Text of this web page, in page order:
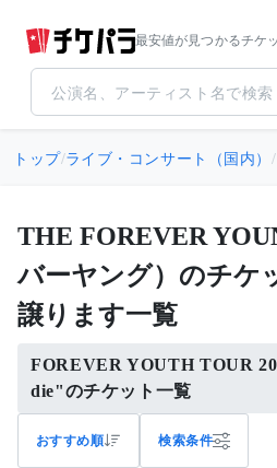
最安値が見つかるチケ
トップ/ライブ・コンサート（国内） /
THE FOREVER
バーヤング）のチケ
譲ります一覧
FOREVER YOUTH TOUR
die"のチケット一覧
おすすめ順 検索条件